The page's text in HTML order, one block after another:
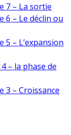
7 – La sortie
6 – Le déclin ou
5 – L’expansion
– la phase de
3 – Croissance